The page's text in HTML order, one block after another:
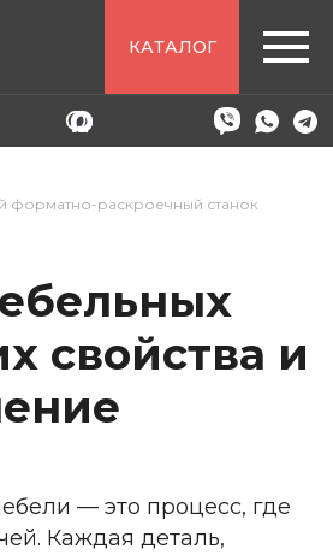
КАТАЛОГ
форматно-раскроечный станок
свойства и
— это процесс, где
Каждая деталь,